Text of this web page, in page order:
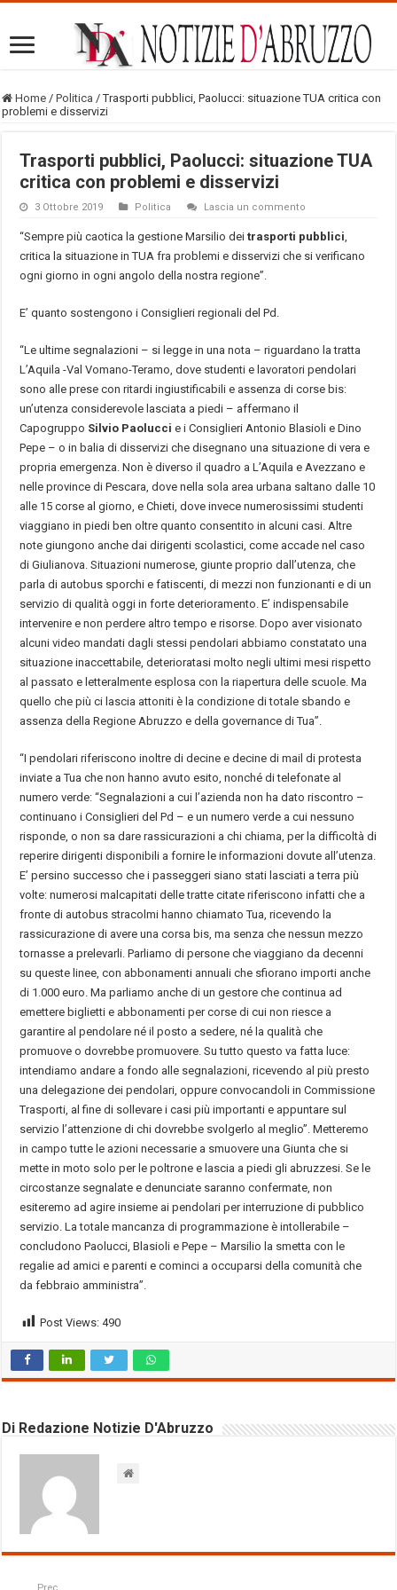
Home / Politica / Trasporti pubblici, Paolucci: situazione TUA critica con
problemi e disservizi
Trasporti pubblici, Paolucci: situazione TUA
critica con problemi e disservizi
3 Ottobre 2019 Politica Lascia un commento
“Sempre più caotica la gestione Marsilio deitrasporti pubblici
critica la situazione in TUA fra problemi e disservizi che si verificano
ogni giorno in ogni angolo della nostra regione”.
E’ quanto sostengono i Consiglieri regionali del Pd.
“Le ultime segnalazioni – si legge in una nota – riguardano la tratta
L’Aquila -Val Vomano-Teramo, dove studenti e lavoratori pendolari
sono alle prese con ritardi ingiustificabili e assenza di corse bis:
un’utenza considerevole lasciata a piedi – affermano il
Capogruppo Silvio Paolucci e i Consiglieri Antonio Blasioli e Dino
Pepe – o in balia di disservizi che disegnano una situazione di vera e
propria emergenza. Non è diverso il quadro a L’Aquila e Avezzano e
nelle province di Pescara, dove nella sola area urbana saltano dalle 10
alle 15 corse al giorno, e Chieti, dove invece numerosissimi studenti
viaggiano in piedi ben oltre quanto consentito in alcuni casi. Altre
note giungono anche dai dirigenti scolastici, come accade nel caso
di Giulianova. Situazioni numerose, giunte proprio dall’utenza, che
parla di autobus sporchi e fatiscenti, di mezzi non funzionanti e di un
servizio di qualità oggi in forte deterioramento. E’ indispensabile
intervenire e non perdere altro tempo e risorse. Dopo aver visionato
alcuni video mandati dagli stessi pendolari abbiamo constatato una
situazione inaccettabile, deterioratasi molto negli ultimi mesi rispetto
al passato e letteralmente esplosa con la riapertura delle scuole. Ma
quello che più ci lascia attoniti è la condizione di totale sbando e
assenza della Regione Abruzzo e della governance di Tua”.
“I pendolari riferiscono inoltre di decine e decine di mail di protesta
inviate a Tua che non hanno avuto esito, nonché di telefonate al
numero verde: “Segnalazioni a cui l’azienda non ha dato riscontro –
continuano i Consiglieri del Pd – e un numero verde a cui nessuno
risponde, o non sa dare rassicurazioni a chi chiama, per la difficoltà di
reperire dirigenti disponibili a fornire le informazioni dovute all’utenza.
E’ persino successo che i passeggeri siano stati lasciati a terra più
volte: numerosi malcapitati delle tratte citate riferiscono infatti che a
fronte di autobus stracolmi hanno chiamato Tua, ricevendo la
rassicurazione di avere una corsa bis, ma senza che nessun mezzo
tornasse a prelevarli. Parliamo di persone che viaggiano da decenni
su queste linee, con abbonamenti annuali che sfiorano importi anche
di 1.000 euro. Ma parliamo anche di un gestore che continua ad
emettere biglietti e abbonamenti per corse di cui non riesce a
garantire al pendolare né il posto a sedere, né la qualità che
promuove o dovrebbe promuovere. Su tutto questo va fatta luce:
intendiamo andare a fondo alle segnalazioni, ricevendo al più presto
una delegazione dei pendolari, oppure convocandoli in Commissione
Trasporti, al fine di sollevare i casi più importanti e appuntare sul
servizio l’attenzione di chi dovrebbe svolgerlo al meglio”. Metteremo
in campo tutte le azioni necessarie a smuovere una Giunta che si
mette in moto solo per le poltrone e lascia a piedi gli abruzzesi. Se le
circostanze segnalate e denunciate saranno confermate, non
esiteremo ad agire insieme ai pendolari per interruzione di pubblico
servizio. La totale mancanza di programmazione è intollerabile –
concludono Paolucci, Blasioli e Pepe – Marsilio la smetta con le
regalie ad amici e parenti e cominci a occuparsi della comunità che
da febbraio amministra”.
Post Views: 490
Di Redazione Notizie D'Abruzzo
Prec.